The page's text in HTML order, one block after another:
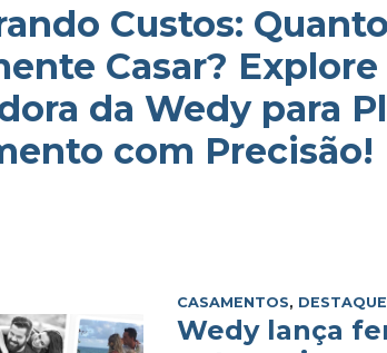
Custos:
Casar?
da Wedy para
com Precisão!
CASAMENTOS,
Wedy lança